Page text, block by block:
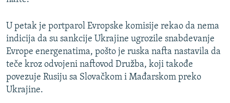
U petak je portparol Evropske komisije rekao da nema
indicija da su sankcije Ukrajine ugrozile snabdevanje
Evrope energenatima, pošto je ruska nafta nastavila da
teče kroz odvojeni naftovod Družba, koji takođe
povezuje Rusiju sa Slovačkom i Mađarskom preko
Ukrajine.